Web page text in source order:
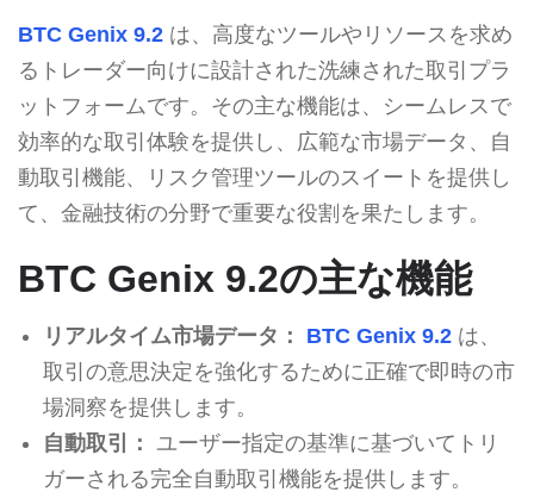
BTC Genix 9.2 は、高度なツールやリソースを求め
るトレーダー向けに設計された洗練された取引プラ
ットフォームです。その主な機能は、シームレスで
効率的な取引体験を提供し、広範な市場データ、自
動取引機能、リスク管理ツールのスイートを提供し
て、金融技術の分野で重要な役割を果たします。
BTC Genix 9.2の主な機能
リアルタイム市場データ： BTC Genix 9.2は、
取引の意思決定を強化するために正確で即時の市
場洞察を提供します。
自動取引：
ユーザー指定の基準に基づいてトリ
ガーされる完全自動取引機能を提供します。